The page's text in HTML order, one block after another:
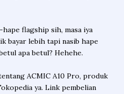
flagship sih, masa iya
bayar lebih tapi nasib hape
apa betul? Hehehe.
ACMIC A10 Pro, produk
ya. Link pembelian